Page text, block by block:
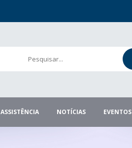
ASSISTÊNCIA NOTÍCIAS EVENTOS